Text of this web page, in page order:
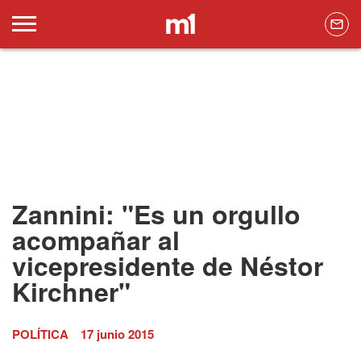
Zannini: "Es un orgullo
acompañar al
vicepresidente de Néstor
Kirchner"
POLÍTICA 17 junio 2015